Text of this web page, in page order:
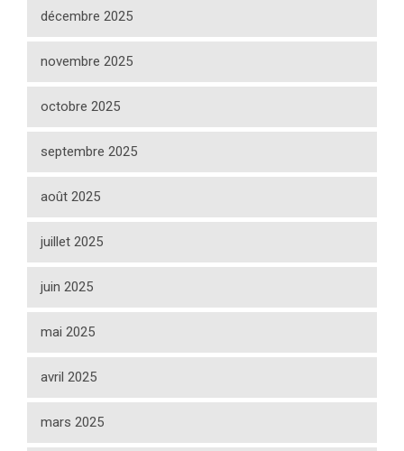
décembre 2025
novembre 2025
octobre 2025
septembre 2025
août 2025
juillet 2025
juin 2025
mai 2025
avril 2025
mars 2025